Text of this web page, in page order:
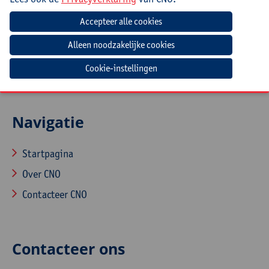
Eigen laptop, eventueel met lader en voorbeelden van
webteksten van de school
Navigatie
Startpagina
Over CNO
Contacteer CNO
Contacteer ons
Cookie-instellingen